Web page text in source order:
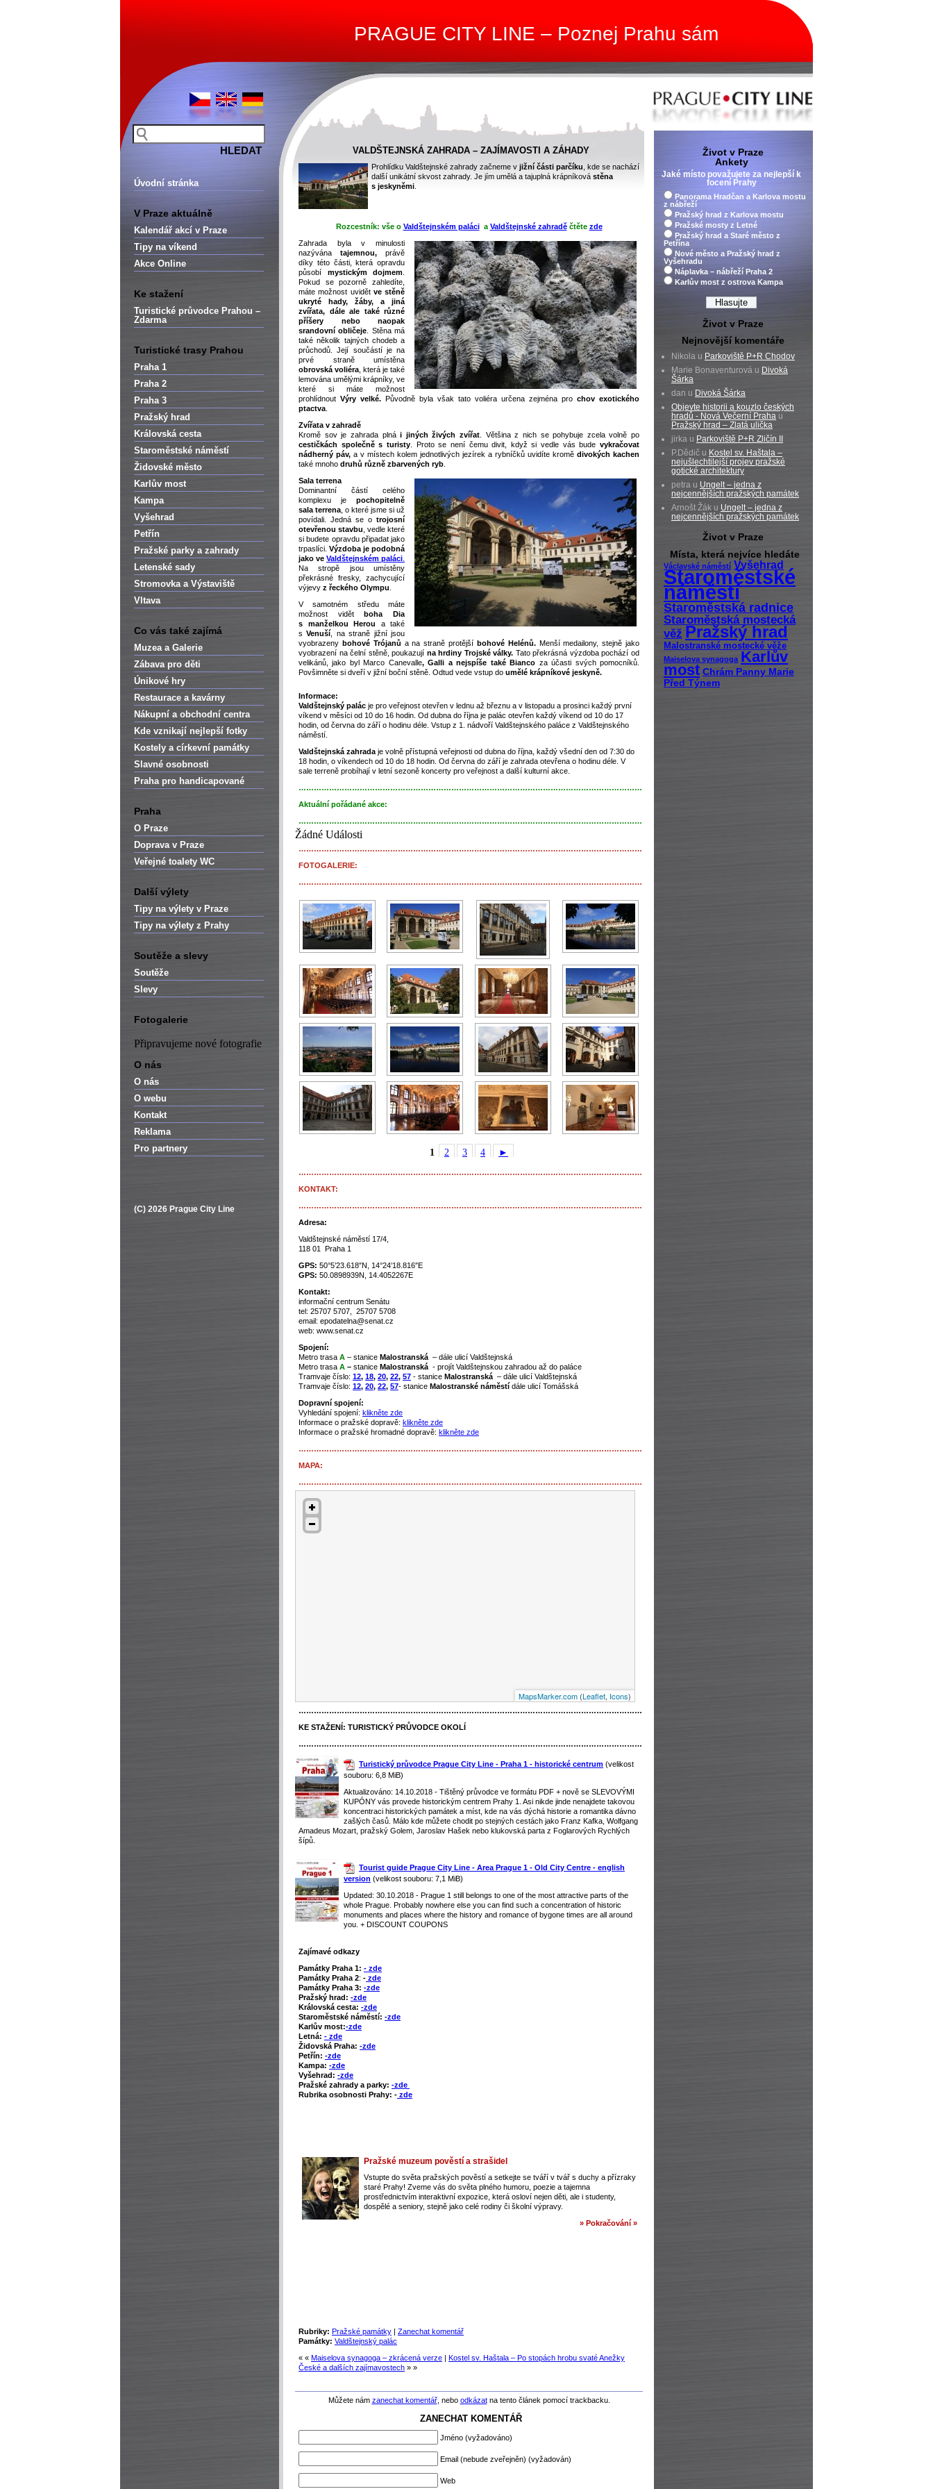
PRAGUE CITY LINE – Poznej Prahu sám
Úvodní stránka
V Praze aktuálně
Kalendář akcí v Praze
Tipy na víkend
Akce Online
Ke stažení
Turistické průvodce Prahou –
Zdarma
Turistické trasy Prahou
Praha 1
Praha 2
Praha 3
Pražský hrad
Královská cesta
Staroměstské náměstí
Židovské město
Karlův most
Kampa
Vyšehrad
Petřín
Pražské parky a zahrady
Letenské sady
Stromovka a Výstaviště
Vltava
Co vás také zajímá
Muzea a Galerie
Zábava pro děti
Únikové hry
Restaurace a kavárny
Nákupní a obchodní centra
Kde vznikají nejlepší fotky
Kostely a církevní památky
Slavné osobnosti
Praha pro handicapované
Praha
O Praze
Doprava v Praze
Veřejné toalety WC
Další výlety
Tipy na výlety v Praze
Tipy na výlety z Prahy
Soutěže a slevy
Soutěže
Slevy
Fotogalerie
Připravujeme nové fotografie
O nás
O nás
O webu
Kontakt
Reklama
Pro partnery
(C) 2026 Prague City Line
VALDŠTEJNSKÁ ZAHRADA – ZAJÍMAVOSTI A ZÁHADY
Prohlídku Valdštejnské zahrady začneme v jižní části parčíku , kde se nachází
další unikátní skvost zahrady. Je jím umělá a tajuplná krápníková stěna
s jeskyněmi
Rozcestník: vše o Valdštejnském paláci a Valdštejnské zahradě čtěte zde
Zahrada byla v minulosti
nazývána tajemnou, právě
díky této části, která opravdu
působí mystickým dojmem
Pokud se pozorně zahledíte,
máte možnost uvidět ve stěně
ukryté hady, žáby, a jiná
zvířata, dále ale také různé
příšery nebo naopak
srandovní obličeje . Stěna má
také několik tajných chodeb a
průchodů. Její součástí je na
prvé straně umístěna
obrovská voliéra , která je také
lemována umělými krápníky, ve
které si máte možnost
prohlídnout Výry velké. Původně byla však tato voliéra určena zejména pro chov exotického
ptactva
Zvířata v zahradě
Kromě sov je zahrada plnái jiných živých zvířat . Většina z nich se pohybuje zcela volně po
cestičkách společně s turisty. Proto se není čemu divit, když si vedle vás budevykračovat
nádherný páv, a v místech kolem jednotlivých jezírek a rybníčků uvidíte kromě divokých kachen
také mnoho druhů různě zbarvených ryb
Sala terrena
Dominantní částí celého
komplexu je pochopitelně
sala terrena , o které jsme si už
povídali. Jedná se o trojosní
otevřenou stavbu , vedle které
si budete opravdu připadat jako
trpaslíci. Výzdoba je podobná
jako ve Valdštejnském paláci
Na stropě jsou umístěny
překrásné fresky, zachycující
výjevy z řeckého Olympu
V samotném středu máte
možnost vidětboha Dia
s manželkou Herou a také
sVenuší , na straně jižní jsou
vyobrazeny bohové Trójanů a na straně protější bohové Helénů.Menší medailony, stejně jako
vyobrazení na čelní stěně, poukazují na hrdiny Trojské války. Tato překrásná výzdoba pochází od
velikánů, jako byl Marco Canevalle, Galli a nejspíše také Bianco za účasti svých pomocníků.
Povšimněte si dveří v jižní boční stěně. Odtud vede vstup do umělé krápníkové jeskyně.
Informace:
Valdštejnský palác je pro veřejnost otevřen v lednu až březnu a v listopadu a prosinci každý první
víkend v měsíci od 10 do 16 hodin. Od dubna do října je palác otevřen každý víkend od 10 do 17
hodin, od června do září o hodinu déle. Vstup z 1. nádvoří Valdštejnského paláce z Valdštejnského
náměstí.
Valdštejnská zahrada je volně přístupná veřejnosti od dubna do října, každý všední den od 7:30 do
18 hodin, o víkendech od 10 do 18 hodin. Od června do září je zahrada otevřena o hodinu déle. V
sale terreně probíhají v letní sezoně koncerty pro veřejnost a další kulturní akce.
………………………………………………………………………………………………………………………
Aktuální pořádané akce:
………………………………………………………………………………………………………………………
Žádné Události
………………………………………………………………………………………………………………………
FOTOGALERIE:
………………………………………………………………………………………………………………………
1 2 3 4 ►
………………………………………………………………………………………………………………………
KONTAKT:
………………………………………………………………………………………………………………………
Adresa:
Valdštejnské náměstí 17/4,
118 01 Praha 1
GPS: 50°5’23.618″N, 14°24’18.816″E
GPS: 50.0898939N, 14.4052267E
Kontakt:
informační centrum Senátu
tel: 25707 5707, 25707 5708
email: epodatelna@senat.cz
web: www.senat.cz
Spojení:
Metro trasa A – stanice Malostranská – dále ulicí Valdštejnská
Metro trasa A – stanice Malostranská - projít Valdštejnskou zahradou až do paláce
Tramvaje číslo: 12, 18, 20, 22, 57 - stanice Malostranská – dále ulicí Valdštejnská
Tramvaje číslo: 12, 20, 22, 57- stanice Malostranské náměstí dále ulicí Tomášská
Dopravní spojení:
Vyhledání spojení: klikněte zde
Informace o pražské dopravě: klikněte zde
Informace o pražské hromadné dopravě: klikněte zde
………………………………………………………………………………………………………………………
MAPA:
………………………………………………………………………………………………………………………
MapsMarker.com (Leaflet, Icons)
………………………………………………………………………………………………………………………
KE STAŽENÍ: TURISTICKÝ PRŮVODCE OKOLÍ
………………………………………………………………………………………………………………………
Turistický průvodce Prague City Line - Praha 1 - historické centrum (velikost
souboru: 6,8 MiB)
Aktualizováno: 14.10.2018 - Tištěný průvodce ve formátu PDF + nově se SLEVOVÝMI
KUPÓNY vás provede historickým centrem Prahy 1. Asi nikde jinde nenajdete takovou
koncentraci historických památek a míst, kde na vás dýchá historie a romantika dávno
zašlých časů. Málo kde můžete chodit po stejných cestách jako Franz Kafka, Wolfgang
Amadeus Mozart, pražský Golem, Jaroslav Hašek nebo klukovská parta z Foglarových Rychlých
šípů.
Tourist guide Prague City Line - Area Prague 1 - Old City Centre - english
version (velikost souboru: 7,1 MiB)
Updated: 30.10.2018 - Prague 1 still belongs to one of the most attractive parts of the
whole Prague. Probably nowhere else you can find such a concentration of historic
monuments and places where the history and romance of bygone times are all around
you. + DISCOUNT COUPONS
Zajímavé odkazy
Památky Praha 1: - zde
Památky Praha 2: - zde
Památky Praha 3: -zde
Pražský hrad: -zde
Královská cesta: -zde
Staroměstské náměstí: -zde
Karlův most:-zde
Letná: - zde
Židovská Praha: -zde
Petřín: -zde
Kampa: -zde
Vyšehrad: -zde
Pražské zahrady a parky: -zde
Rubrika osobnosti Prahy: - zde
Pražské muzeum pověstí a strašidel
Vstupte do světa pražských pověstí a setkejte se tváří v tvář s duchy a přízraky
staré Prahy! Zveme vás do světa plného humoru, poezie a tajemna
prostřednictvím interaktivní expozice, která osloví nejen děti, ale i studenty,
dospělé a seniory, stejně jako celé rodiny či školní výpravy.
» Pokračování »
Rubriky: Pražské památky | Zanechat komentář
Památky: Valdštejnský palác
« « Maiselova synagoga – zkrácená verze | Kostel sv. Haštala – Po stopách hrobu svaté Anežky
České a dalších zajímavostech » »
Můžete nám zanechat komentář, nebo odkázatna tento článek pomocí trackbacku.
ZANECHAT KOMENTÁŘ
Jméno (vyžadováno)
Email (nebude zveřejněn) (vyžadován)
Web
Život v Praze
Ankety
Jaké místo považujete za nejlepší k
focení Prahy
Panorama Hradčan a Karlova mostu
z nábřeží
Pražský hrad z Karlova mostu
Pražské mosty z Letné
Pražský hrad a Staré město z
Petřína
Nové město a Pražský hrad z
Vyšehradu
Náplavka – nábřeží Praha 2
Karlův most z ostrova Kampa
Život v Praze
Nejnovější komentáře
Nikola u Parkoviště P+R Chodov
Marie Bonaventurová u Divoká
Šárka
dan u Divoká Šárka
Objevte historii a kouzlo českých
hradů - Nová Večerní Praha u
Pražský hrad – Zlatá ulička
jirka u Parkoviště P+R Zličín II
P.Dědič u Kostel sv. Haštala –
nejušlechtilejší projev pražské
gotické architektury
petra u Ungelt – jedna z
nejcennějších pražských památek
Arnošt Žák u Ungelt – jedna z
nejcennějších pražských památek
Život v Praze
Místa, která nejvíce hledáte
Václavské náměstí Vyšehrad
Staroměstské
náměstí
Staroměstská radnice
Staroměstská mostecká
věž Pražský hrad
Malostranské mostecké věže
Maiselova synagoga Karlův
most Chrám Panny Marie
Před Týnem